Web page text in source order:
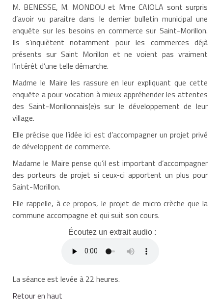
M. BENESSE, M. MONDOU et Mme CAIOLA sont surpris
d’avoir vu paraitre dans le dernier bulletin municipal une
enquête sur les besoins en commerce sur Saint-Morillon.
Ils s’inquiètent notamment pour les commerces déjà
présents sur Saint Morillon et ne voient pas vraiment
l’intérêt d’une telle démarche.
Madme le Maire les rassure en leur expliquant que cette
enquête a pour vocation à mieux appréhender les attentes
des Saint-Morillonnais(e)s sur le développement de leur
village.
Elle précise que l’idée ici est d’accompagner un projet privé
de développent de commerce.
Madame le Maire pense qu’il est important d’accompagner
des porteurs de projet si ceux-ci apportent un plus pour
Saint-Morillon.
Elle rappelle, à ce propos, le projet de micro crèche que la
commune accompagne et qui suit son cours.
Écoutez un extrait audio :
La séance est levée à 22 heures.
Retour en haut